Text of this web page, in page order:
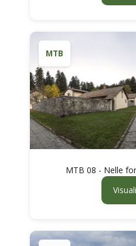
MTB
MTB 08 - Nelle